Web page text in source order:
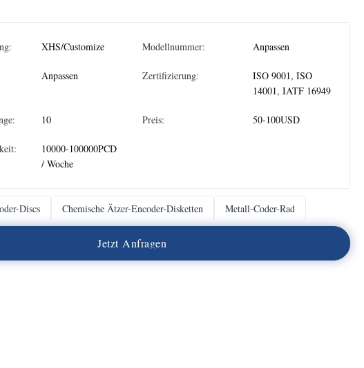
XHS/Customize Modellnummer: Anpassen
Anpassen Zertifizierung:
ISO 9001, ISO
14001, IATF 16949
10 Preis: 50-100USD
10000-100000PCD
/ Woche
Discs Chemische Ätzer-Encoder-Disketten Metall-Coder-Rad
Jetzt Anfragen